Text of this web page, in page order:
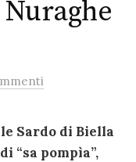
Nuraghe
Sardo di Biella
“sa pompìa”,